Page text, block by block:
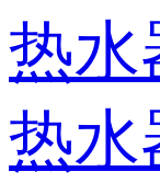
热水
热水